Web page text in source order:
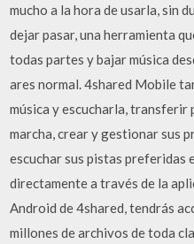
mucho a la hora de usarla, sin
dejar pasar, una herramienta
todas partes y bajar música
ares normal. 4shared Mobile
música y escucharla, transferir
marcha, crear y gestionar sus
escuchar sus pistas preferidas
directamente a través de la
Android de 4shared, tendrás
millones de archivos de toda